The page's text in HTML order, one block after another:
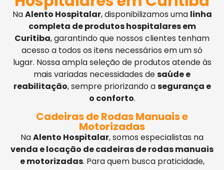
NaAlento Hospitalar, disponibilizamos uma linha
completa de produtos hospitalares em
Curitiba, garantindo que nossos clientes tenham
acesso a todos os itens necessários em um só
lugar. Nossa ampla seleção de produtos atende às
mais variadas necessidades desaúde e
reabilitação, sempre priorizando asegurança e
o conforto.
Cadeiras de Rodas Manuais e
Motorizadas
NaAlento Hospitalar, somos especialistas na
venda e locação de cadeiras de rodas manuais
e motorizadas. Para quem busca praticidade,